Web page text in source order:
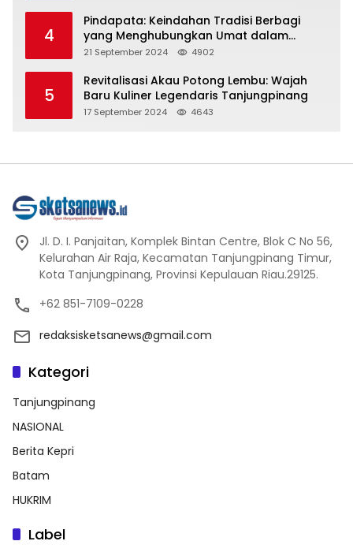
4
Pindapata: Keindahan Tradisi Berbagi
yang Menghubungkan Umat dalam
Spiritualitas dan Kebersamaan dalam
21 September 2024 4902
5
Revitalisasi Akau Potong Lembu: Wajah
Baru Kuliner Legendaris Tanjungpinang
17 September 2024 4643
Jl. D. I. Panjaitan, Komplek Bintan Centre, Blok C No 56,
Kelurahan Air Raja, Kecamatan Tanjungpinang Timur,
Kota Tanjungpinang, Provinsi Kepulauan Riau.29125.
+62 851-7109-0228
redaksisketsanews@gmail.com
Kategori
Tanjungpinang
NASIONAL
Berita Kepri
Batam
HUKRIM
Label